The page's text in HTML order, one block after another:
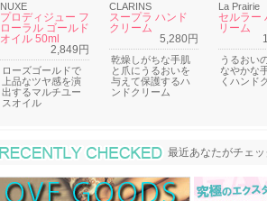
NUXE
プロディジュー フ
ローラル ゴールド
オイル 50ml
2,849円
ローズゴールドで
上品なツヤ感を演
出するマルチユー
スオイル
CLARINS
スープラ ハンド
クリーム
5,280円
乾燥しがちな手肌
と爪にうるおいを
与えて保護するハ
ンドクリーム
La Prairie
セルラー
リーム
うるおい
なやかな
くハンド
最近あなたがチェ
最近あなたがチェッ